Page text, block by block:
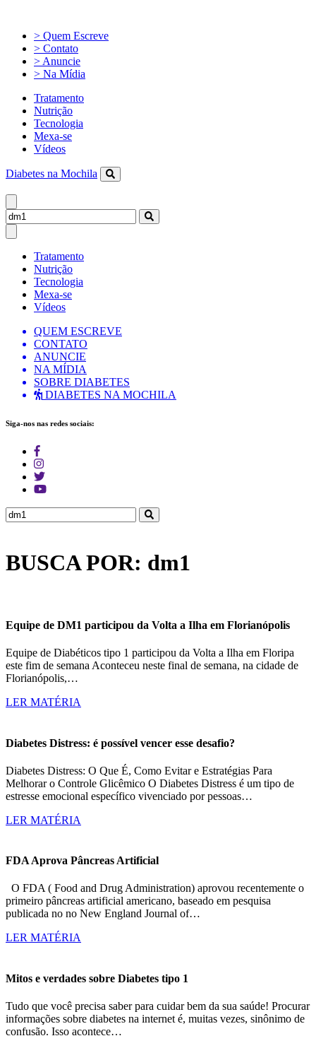
> Quem Escreve
> Contato
> Anuncie
> Na Mídia
Tratamento
Nutrição
Tecnologia
Mexa-se
Vídeos
Diabetes na Mochila
Tratamento
Nutrição
Tecnologia
Mexa-se
Vídeos
QUEM ESCREVE
CONTATO
ANUNCIE
NA MÍDIA
SOBRE DIABETES
DIABETES NA MOCHILA
Siga-nos nas redes sociais:
BUSCA POR: dm1
Equipe de DM1 participou da Volta a Ilha em Florianópolis
Equipe de Diabéticos tipo 1 participou da Volta a Ilha em Floripa
este fim de semana Aconteceu neste final de semana, na cidade de
Florianópolis,…
LER MATÉRIA
Diabetes Distress: é possível vencer esse desafio?
Diabetes Distress: O Que É, Como Evitar e Estratégias Para
Melhorar o Controle Glicêmico O Diabetes Distress é um tipo de
estresse emocional específico vivenciado por pessoas…
LER MATÉRIA
FDA Aprova Pâncreas Artificial
O FDA ( Food and Drug Administration) aprovou recentemente o
primeiro pâncreas artificial americano, baseado em pesquisa
publicada no no New England Journal of…
LER MATÉRIA
Mitos e verdades sobre Diabetes tipo 1
Tudo que você precisa saber para cuidar bem da sua saúde! Procurar
informações sobre diabetes na internet é, muitas vezes, sinônimo de
confusão. Isso acontece…